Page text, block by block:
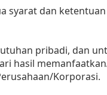
syarat dan
pribadi, dan
hasil
Korporasi.